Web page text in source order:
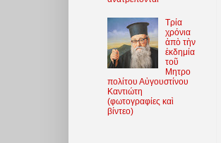
Τρία
χρόνια
ἀπὸ τὴν
ἐκδημία
τοῦ
Μητρο
πολίτου Αὐγουστίνου
Καντιώτη
(φωτoγραφίες καὶ
βίντεο)